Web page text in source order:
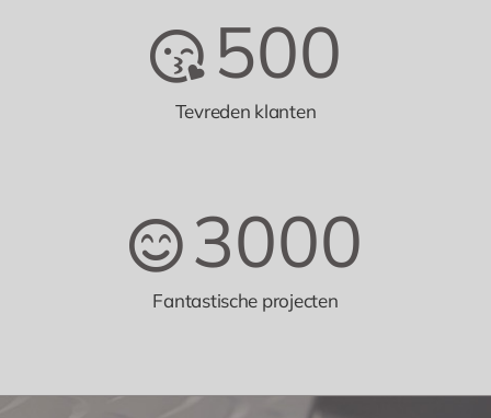
500
Tevreden klanten
3000
Fantastische projecten